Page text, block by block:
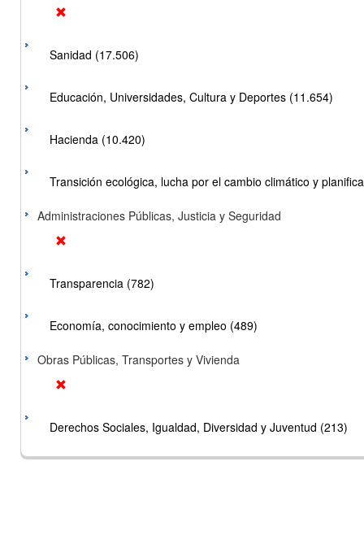
Sanidad (17.506)
Educación, Universidades, Cultura y Deportes (11.654)
Hacienda (10.420)
Transición ecológica, lucha por el cambio climático y
Administraciones Públicas, Justicia y Seguridad
Transparencia (782)
Economía, conocimiento y empleo (489)
Obras Públicas, Transportes y Vivienda
Derechos Sociales, Igualdad, Diversidad y Juventud (213)